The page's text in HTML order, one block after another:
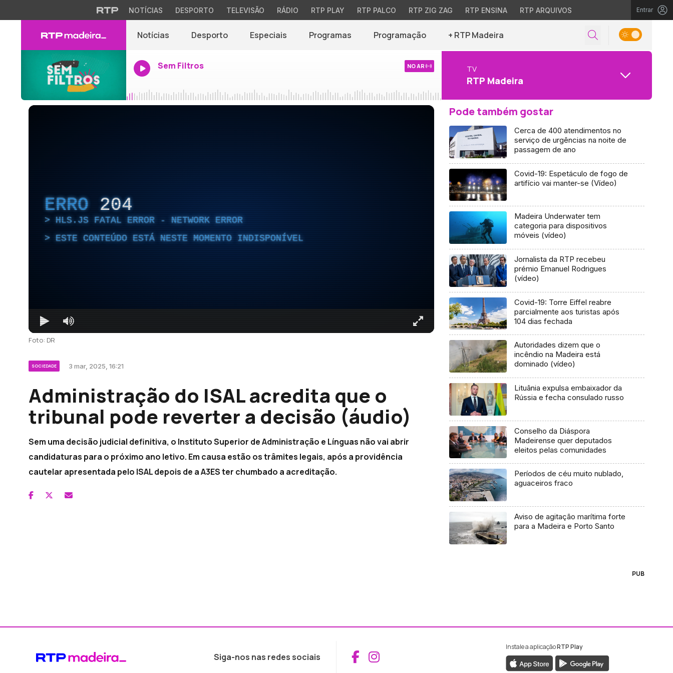
NOTÍCIAS DESPORTO TELEVISÃO RÁDIO RTP PLAY RTP PALCO RTP ZIG ZAG RTP ENSINA RTP ARQUIVOS Entrar
Notícias Desporto Especiais Programas Programação + RTP Madeira
Sem Filtros NO AR TV
RTP Madeira
ERRO 204
HLS.JS FATAL ERROR - NETWORK ERROR
ESTE CONTEÚDO ESTÁ NESTE MOMENTO INDISPONÍVEL
Foto: DR
SOCIEDADE 3 mar, 2025, 16:21
Administração do ISAL acredita que o
tribunal pode reverter a decisão (áudio)
Sem uma decisão judicial definitiva, o Instituto Superior de Administração e Línguas não vai abrir
candidaturas para o próximo ano letivo. Em causa estão os trâmites legais, após a providência
cautelar apresentada pelo ISAL depois de a A3ES ter chumbado a acreditação.
Pode também gostar
Cerca de 400 atendimentos no
serviço de urgências na noite de
passagem de ano
Covid-19: Espetáculo de fogo de
artifício vai manter-se (Vídeo)
Madeira Underwater tem
categoria para dispositivos
móveis (vídeo)
Jornalista da RTP recebeu
prémio Emanuel Rodrigues
(vídeo)
Covid-19: Torre Eiffel reabre
parcialmente aos turistas após
104 dias fechada
Autoridades dizem que o
incêndio na Madeira está
dominado (vídeo)
Lituânia expulsa embaixador da
Rússia e fecha consulado russo
Conselho da Diáspora
Madeirense quer deputados
eleitos pelas comunidades
Períodos de céu muito nublado,
aguaceiros fraco
Aviso de agitação marítima forte
para a Madeira e Porto Santo
PUB
Siga-nos nas redes sociais Aceder ao Facebook da RTP Madeira
Aceder ao Instagram da RTP Madeira
Instale a aplicaçãoRTP Play